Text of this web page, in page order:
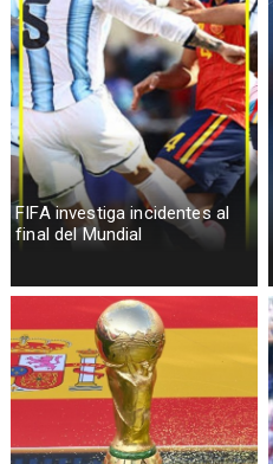
FIFA investiga incidentes al
final del Mundial